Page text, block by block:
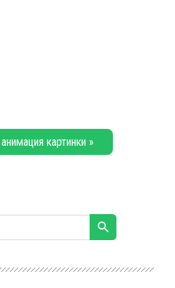
картинки »